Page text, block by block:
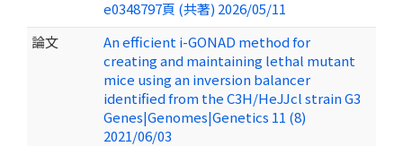
e0348797頁 (共著) 2026/05/11
論文
An efficient i-GONAD method for
creating and maintaining lethal mutant
mice using an inversion balancer
identified from the C3H/HeJJcl strain G3
Genes|Genomes|Genetics 11 (8)
2021/06/03